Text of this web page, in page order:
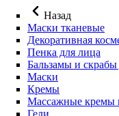
Назад
Маски тканевые
Декоративная
Пенка для лица
Бальзамы и скрабы
Маски
Кремы
Массажные кремы
Гели